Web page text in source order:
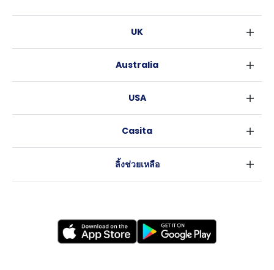
UK
เอดินเบอระ
ลีดส์
โคเวนทรี
เลสเตอร์
Australia
บริสเบน
อะเดลายด์
USA
แอตแลนตา
Casita
ลิ้งช่วยเหลือ